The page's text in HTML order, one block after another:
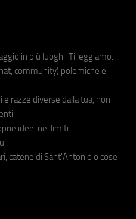
in più luoghi. Ti leggiamo.
community) polemiche e
razze diverse dalla tua, non
idee, nei limiti
catene di Sant'Antonio o cose